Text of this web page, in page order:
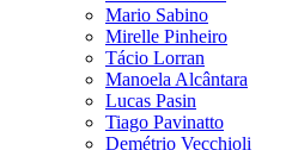
Mario Sabino
Mirelle Pinheiro
Tácio Lorran
Manoela Alcântara
Lucas Pasin
Tiago Pavinatto
Demétrio Vecchioli